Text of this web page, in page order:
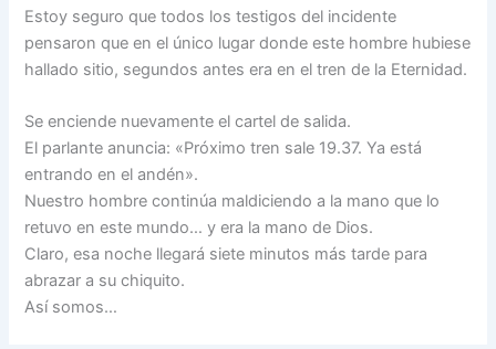
Estoy seguro que todos los testigos del incidente
pensaron que en el único lugar donde este hombre hubiese
hallado sitio, segundos antes era en el tren de la Eternidad.
Se enciende nuevamente el cartel de salida.
El parlante anuncia: «Próximo tren sale 19.37. Ya está
entrando en el andén».
Nuestro hombre continúa maldiciendo a la mano que lo
retuvo en este mundo… y era la mano de Dios.
Claro, esa noche llegará siete minutos más tarde para
abrazar a su chiquito.
Así somos…